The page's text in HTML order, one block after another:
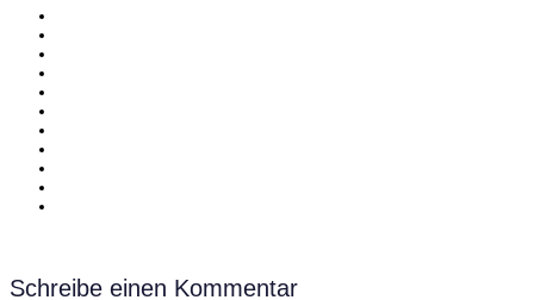
Schreibe einen Kommentar